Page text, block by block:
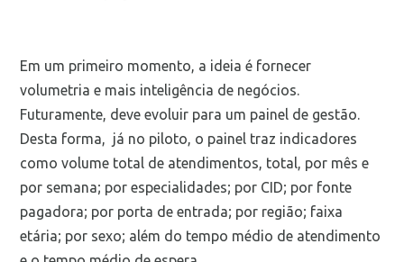
Em um primeiro momento, a ideia é fornecer
volumetria e mais inteligência de negócios.
Futuramente, deve evoluir para um painel de gestão.
Desta forma, já no piloto, o painel traz indicadores
como volume total de atendimentos, total, por mês e
por semana; por especialidades; por CID; por fonte
pagadora; por porta de entrada; por região; faixa
etária; por sexo; além do tempo médio de atendimento